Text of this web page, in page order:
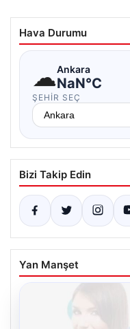
Hava Durumu
☁Ankara
NaN°C
ŞEHIR SEÇ
Bizi Takip Edin
Yan Manşet